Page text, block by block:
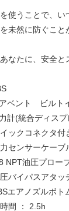
使うことで、
未然に防ぐこ
なたに、安全と
ベント ビルト
計(統合ディスプ
コネクタ付き
サーケーブル
油圧プローブ
パスアタッチ
ノズルボトム
間 ： 2.5h